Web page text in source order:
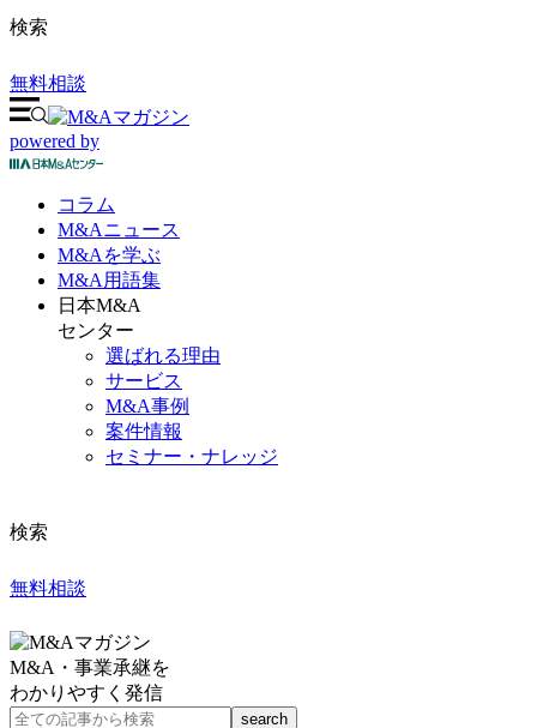
検索
無料相談
powered by
コラム
M&Aニュース
M&Aを学ぶ
M&A 用語集
日本M&A
センター
選ばれる理由
サービス
M&A事例
案件情報
セミナー・ナレッジ
検索
無料相談
M&A・事業承継を
わかりやすく発信